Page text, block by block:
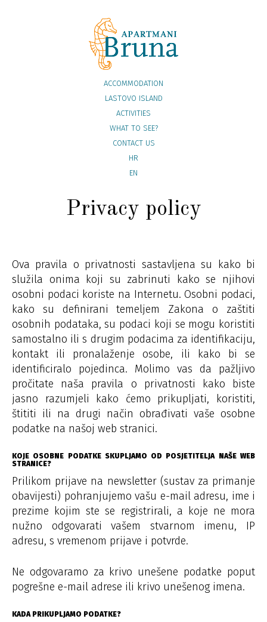
ACCOMMODATION
LASTOVO ISLAND
ACTIVITIES
WHAT TO SEE?
CONTACT US
HR
EN
Privacy policy
Ova pravila o privatnosti sastavljena su kako bi
služila onima koji su zabrinuti kako se njihovi
osobni podaci koriste na Internetu. Osobni podaci,
kako su definirani temeljem Zakona o zaštiti
osobnih podataka, su podaci koji se mogu koristiti
samostalno ili s drugim podacima za identifikaciju,
kontakt ili pronalaženje osobe, ili kako bi se
identificiralo pojedinca. Molimo vas da pažljivo
pročitate naša pravila o privatnosti kako biste
jasno razumjeli kako ćemo prikupljati, koristiti,
štititi ili na drugi način obrađivati vaše osobne
podatke na našoj web stranici.
KOJE OSOBNE PODATKE SKUPLJAMO OD POSJETITELJA NAŠE WEB
STRANICE?
Prilikom prijave na newsletter (sustav za primanje
obavijesti) pohranjujemo vašu e-mail adresu, ime i
prezime kojim ste se registrirali, a koje ne mora
nužno odgovarati vašem stvarnom imenu, IP
adresu, s vremenom prijave i potvrde.
Ne odgovaramo za krivo unešene podatke poput
pogrešne e-mail adrese ili krivo unešenog imena.
KADA PRIKUPLJAMO PODATKE?